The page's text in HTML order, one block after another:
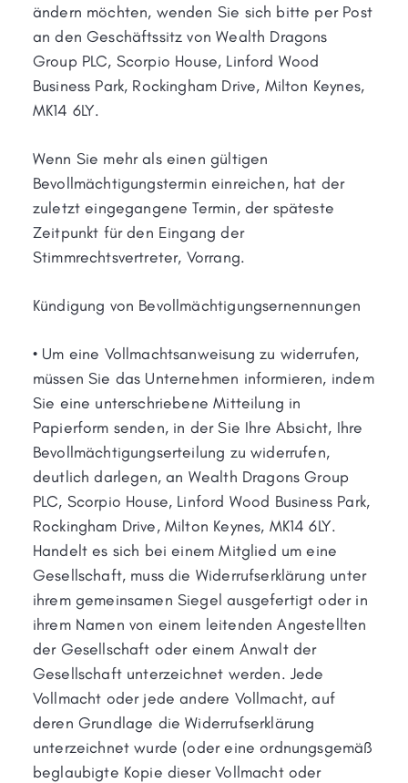
ändern möchten, wenden Sie sich bitte per Post
an den Geschäftssitz von Wealth Dragons
Group PLC, Scorpio House, Linford Wood
Business Park, Rockingham Drive, Milton Keynes,
MK14 6LY.
Wenn Sie mehr als einen gültigen
Bevollmächtigungstermin einreichen, hat der
zuletzt eingegangene Termin, der späteste
Zeitpunkt für den Eingang der
Stimmrechtsvertreter, Vorrang.
Kündigung von Bevollmächtigungsernennungen
• Um eine Vollmachtsanweisung zu widerrufen,
müssen Sie das Unternehmen informieren, indem
Sie eine unterschriebene Mitteilung in
Papierform senden, in der Sie Ihre Absicht, Ihre
Bevollmächtigungserteilung zu widerrufen,
deutlich darlegen, an Wealth Dragons Group
PLC, Scorpio House, Linford Wood Business Park,
Rockingham Drive, Milton Keynes, MK14 6LY.
Handelt es sich bei einem Mitglied um eine
Gesellschaft, muss die Widerrufserklärung unter
ihrem gemeinsamen Siegel ausgefertigt oder in
ihrem Namen von einem leitenden Angestellten
der Gesellschaft oder einem Anwalt der
Gesellschaft unterzeichnet werden. Jede
Vollmacht oder jede andere Vollmacht, auf
deren Grundlage die Widerrufserklärung
unterzeichnet wurde (oder eine ordnungsgemäß
beglaubigte Kopie dieser Vollmacht oder